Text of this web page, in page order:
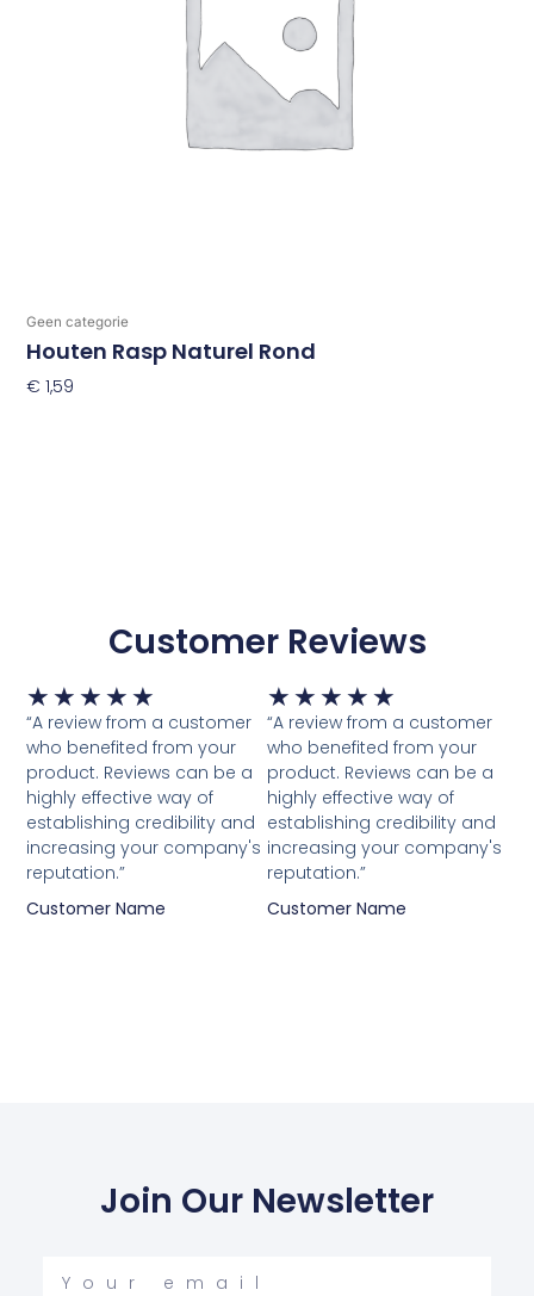
Geen categorie
Houten Rasp Naturel Rond
€ 1,59
Customer Reviews
★ ★ ★ ★ ★ Waardering
5
van
5
“A review from a customer
who benefited from your
product. Reviews can be a
highly effective way of
establishing credibility and
increasing your company's
reputation.”
Customer Name
★ ★ ★ ★ ★
5
van
5
“A review from a customer
who benefited from your
product. Reviews can be a
highly effective way of
establishing credibility and
increasing your company's
reputation.”
Customer Name
Join Our Newsletter